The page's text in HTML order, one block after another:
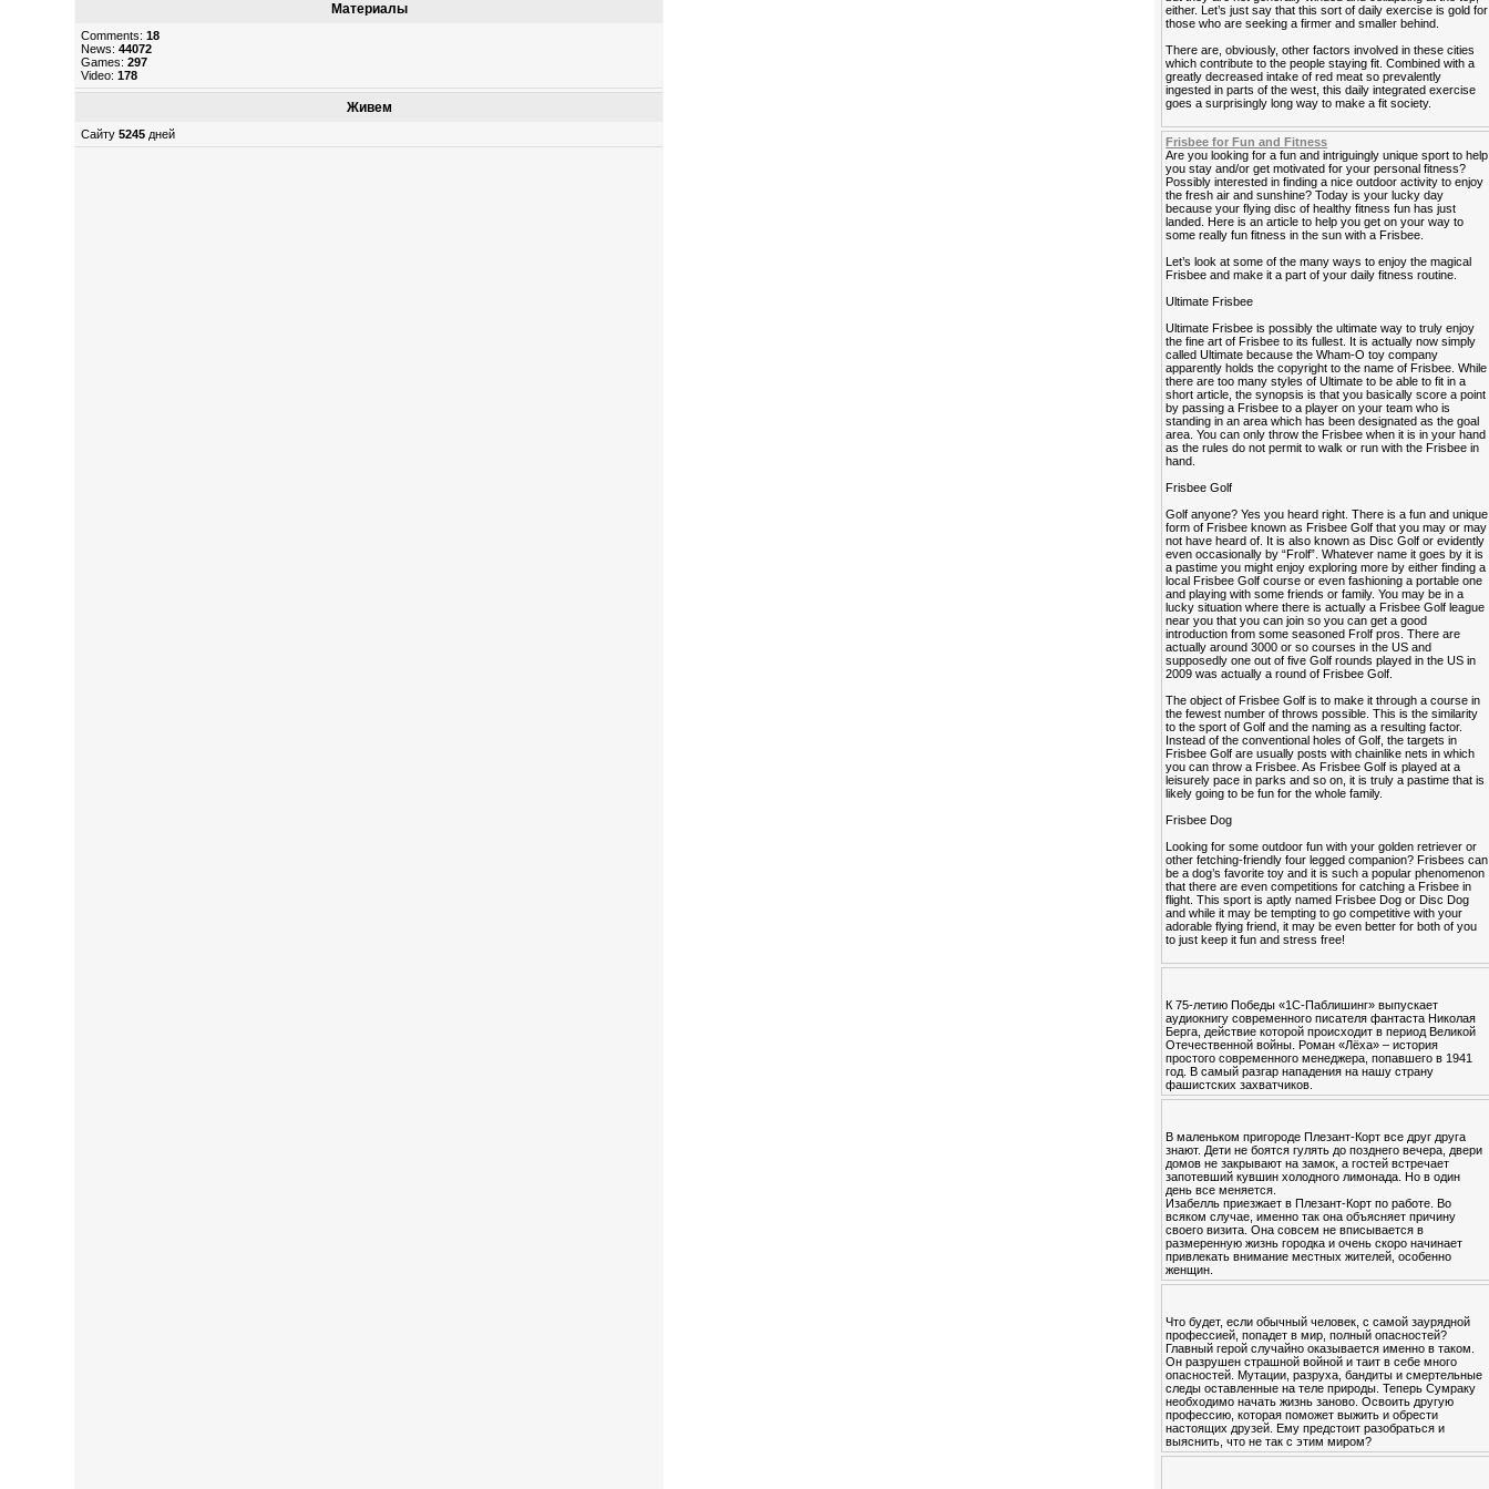
Материалы
Comments:18
News:44072
Games:297
Video:178
Живем
Сайту5245 дней
either. Let’s just say that this sort of daily exercise is gold for
those who are seeking a firmer and smaller behind.
There are, obviously, other factors involved in these cities
which contribute to the people staying fit. Combined with a
greatly decreased intake of red meat so prevalently
ingested in parts of the west, this daily integrated exercise
goes a surprisingly long way to make a fit society.
Frisbee for Fun and Fitness
Are you looking for a fun and intriguingly unique sport to help
you stay and/or get motivated for your personal fitness?
Possibly interested in finding a nice outdoor activity to enjoy
the fresh air and sunshine? Today is your lucky day
because your flying disc of healthy fitness fun has just
landed. Here is an article to help you get on your way to
some really fun fitness in the sun with a Frisbee.
Let’s look at some of the many ways to enjoy the magical
Frisbee and make it a part of your daily fitness routine.
Ultimate Frisbee
Ultimate Frisbee is possibly the ultimate way to truly enjoy
the fine art of Frisbee to its fullest. It is actually now simply
called Ultimate because the Wham-O toy company
apparently holds the copyright to the name of Frisbee. While
there are too many styles of Ultimate to be able to fit in a
short article, the synopsis is that you basically score a point
by passing a Frisbee to a player on your team who is
standing in an area which has been designated as the goal
area. You can only throw the Frisbee when it is in your hand
as the rules do not permit to walk or run with the Frisbee in
hand.
Frisbee Golf
Golf anyone? Yes you heard right. There is a fun and unique
form of Frisbee known as Frisbee Golf that you may or may
not have heard of. It is also known as Disc Golf or evidently
even occasionally by “Frolf”. Whatever name it goes by it is
a pastime you might enjoy exploring more by either finding a
local Frisbee Golf course or even fashioning a portable one
and playing with some friends or family. You may be in a
lucky situation where there is actually a Frisbee Golf league
near you that you can join so you can get a good
introduction from some seasoned Frolf pros. There are
actually around 3000 or so courses in the US and
supposedly one out of five Golf rounds played in the US in
2009 was actually a round of Frisbee Golf.
The object of Frisbee Golf is to make it through a course in
the fewest number of throws possible. This is the similarity
to the sport of Golf and the naming as a resulting factor.
Instead of the conventional holes of Golf, the targets in
Frisbee Golf are usually posts with chainlike nets in which
you can throw a Frisbee. As Frisbee Golf is played at a
leisurely pace in parks and so on, it is truly a pastime that is
likely going to be fun for the whole family.
Frisbee Dog
Looking for some outdoor fun with your golden retriever or
other fetching-friendly four legged companion? Frisbees can
be a dog’s favorite toy and it is such a popular phenomenon
that there are even competitions for catching a Frisbee in
flight. This sport is aptly named Frisbee Dog or Disc Dog
and while it may be tempting to go competitive with your
adorable flying friend, it may be even better for both of you
to just keep it fun and stress free!
К 75-летию Победы «1С-Паблишинг» выпускает
аудиокнигу современного писателя фантаста Николая
Берга, действие которой происходит в период Великой
Отечественной войны. Роман «Лёха» – история
простого современного менеджера, попавшего в 1941
год. В самый разгар нападения на нашу страну
фашистских захватчиков.
В маленьком пригороде Плезант-Корт все друг друга
знают. Дети не боятся гулять до позднего вечера, двери
домов не закрывают на замок, а гостей встречает
запотевший кувшин холодного лимонада. Но в один
день все меняется.
Изабелль приезжает в Плезант-Корт по работе. Во
всяком случае, именно так она объясняет причину
своего визита. Она совсем не вписывается в
размеренную жизнь городка и очень скоро начинает
привлекать внимание местных жителей, особенно
женщин.
Что будет, если обычный человек, с самой заурядной
профессией, попадет в мир, полный опасностей?
Главный герой случайно оказывается именно в таком.
Он разрушен страшной войной и таит в себе много
опасностей. Мутации, разруха, бандиты и смертельные
следы оставленные на теле природы. Теперь Сумраку
необходимо начать жизнь заново. Освоить другую
профессию, которая поможет выжить и обрести
настоящих друзей. Ему предстоит разобраться и
выяснить, что не так с этим миром?